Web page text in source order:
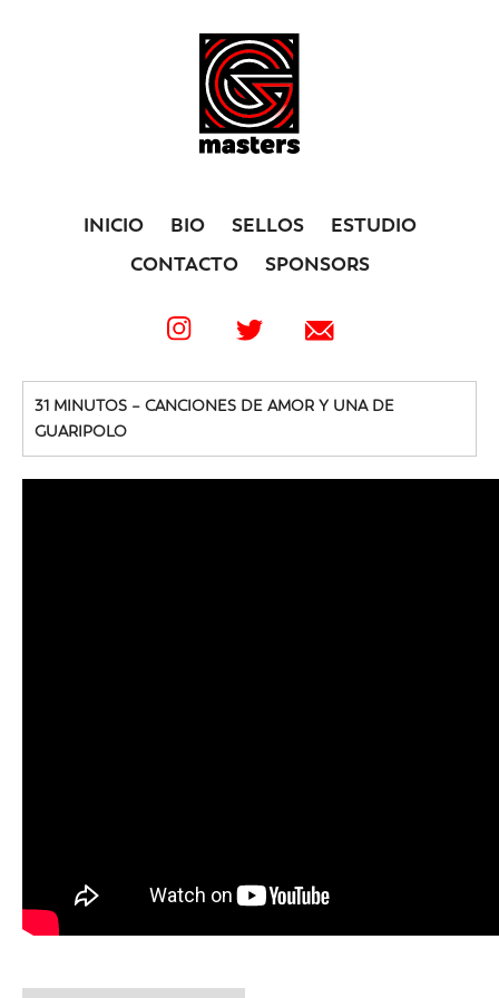
INICIO BIO SELLOS
ESTUDIO
CONTACTO
SPONSORS
31 MINUTOS – CANCIONES DE AMOR Y UNA DE
GUARIPOLO